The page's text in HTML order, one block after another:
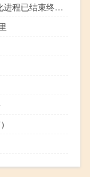
杨元庆：PC市场库存消化进程已结束终端市场有望恢复